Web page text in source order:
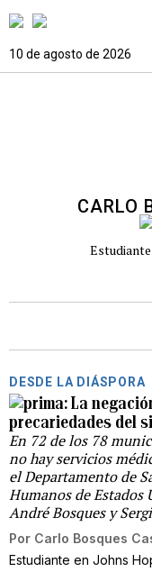
10 de agosto de 2026
CARLO
DESDE LA DIÁSPORA
La
precariedades del
En 72 de los 78
no hay servicios
el Departamento de
Humanos de Estados
André Bosques y
Por Carlo Bosques
Estudiante en Johns